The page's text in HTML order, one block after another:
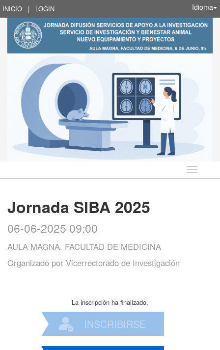
INICIO | LOGIN Idioma
Idioma
Jornada SIBA 2025
06-06-2025 09:00
AULA MAGNA. FACULTAD DE MEDICINA
Organizado por Vicerrectorado de Investigación
La inscripción ha finalizado.
INSCRIBIRSE